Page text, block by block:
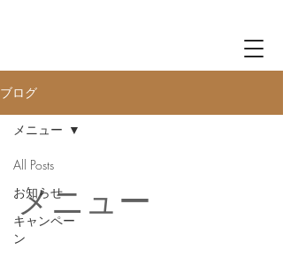
ブログ
All Posts
お知らせ
キャンペー
ン
メニュー
メニュー